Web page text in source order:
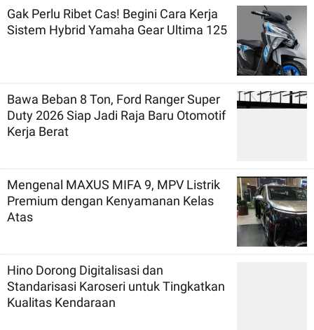
Gak Perlu Ribet Cas! Begini Cara Kerja
Sistem Hybrid Yamaha Gear Ultima 125
Bawa Beban 8 Ton, Ford Ranger Super
Duty 2026 Siap Jadi Raja Baru Otomotif
Kerja Berat
Mengenal MAXUS MIFA 9, MPV Listrik
Premium dengan Kenyamanan Kelas
Atas
Hino Dorong Digitalisasi dan
Standarisasi Karoseri untuk Tingkatkan
Kualitas Kendaraan